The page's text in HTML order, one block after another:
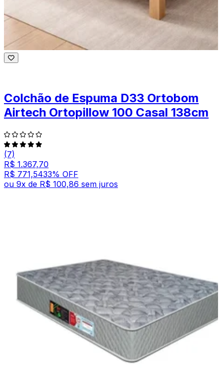
Colchão de Espuma D33 Ortobom
Airtech Ortopillow 100 Casal 138cm
(7)
R$ 1.367,70
R$ 771,5433% OFF
ou 9x de R$ 100,86 sem juros